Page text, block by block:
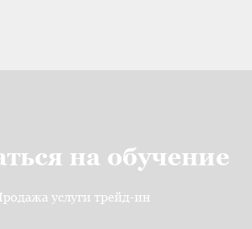
на обучение
услуги трейд-ин